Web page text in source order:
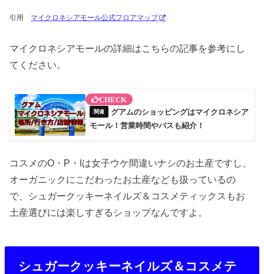
引用 マイクロネシアモール公式フロアマップ
マイクロネシアモールの詳細はこちらの記事を参考にし
てください。
グアムのショッピングはマイクロネシア
モール！営業時間やバスも紹介！
コスメのO・P・Iは女子ウケ間違いナシのお土産ですし、
オーガニックにこだわったお土産なども扱っているの
で、シュガークッキーネイルズ＆コスメティックスもお
土産選びには楽しすぎるショップなんですよ。
シュガークッキーネイルズ＆コスメテ